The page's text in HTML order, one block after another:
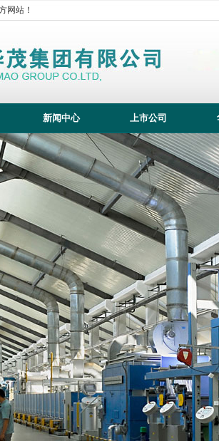
网站！
新闻中心 上市公司